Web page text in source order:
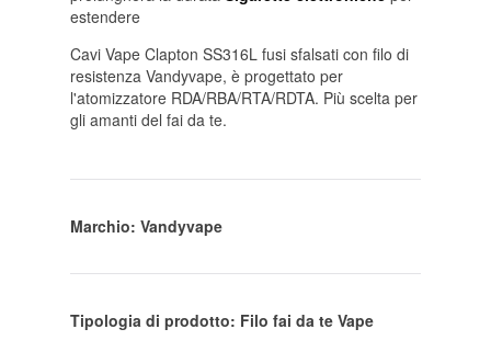
estendere
Cavi Vape Clapton SS316L fusi sfalsati con filo di
resistenza Vandyvape, è progettato per
l'atomizzatore RDA/RBA/RTA/RDTA. Più scelta per
gli amanti del fai da te.
Marchio: Vandyvape
Tipologia di prodotto: Filo fai da te Vape